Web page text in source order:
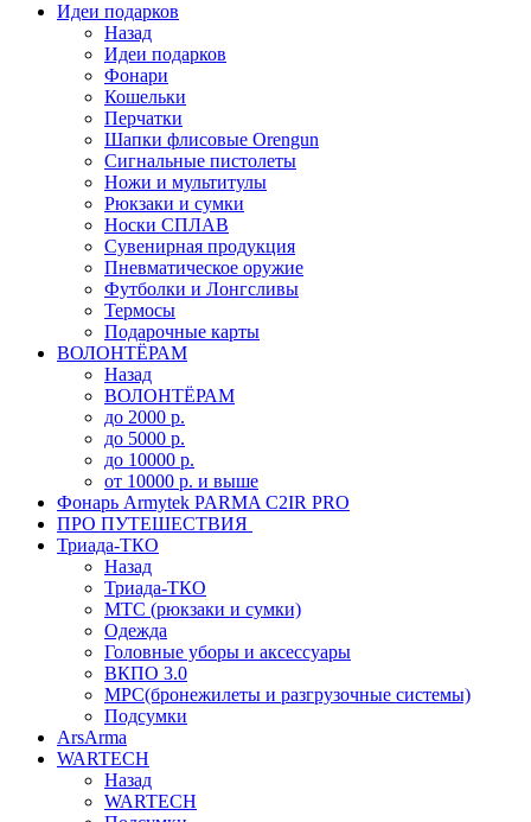
Идеи подарков
Назад
Идеи подарков
Фонари
Кошельки
Перчатки
Шапки флисовые Orengun
Сигнальные пистолеты
Ножи и мультитулы
Рюкзаки и сумки
Носки СПЛАВ
Сувенирная продукция
Пневматическое оружие
Футболки и Лонгсливы
Термосы
Подарочные карты
ВОЛОНТЁРАМ
Назад
ВОЛОНТЁРАМ
до 2000 р.
до 5000 р.
до 10000 р.
от 10000 р. и выше
Фонарь Armytek PARMA C2IR PRO
ПРО ПУТЕШЕСТВИЯ
Триада-ТКО
Назад
Триада-ТКО
МТС (рюкзаки и сумки)
Одежда
Головные уборы и аксессуары
ВКПО 3.0
МРС(бронежилеты и разгрузочные системы)
Подсумки
ArsArma
WARTECH
Назад
WARTECH